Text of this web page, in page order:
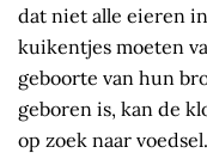
dat niet alle eieren
kuikentjes moeten
geboorte van hun
geboren is, kan de
op zoek naar